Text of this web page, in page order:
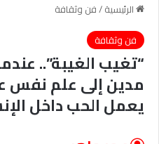
الرئيسية/فن وثقافة
فن وثقافة
“تغيب الغيبة”..
مدين إلى علم
يعمل الحب داخل